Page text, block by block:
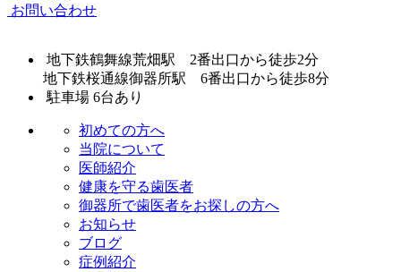
お問い合わせ
地下鉄鶴舞線荒畑駅 2番出口から徒歩2分
地下鉄桜通線御器所駅 6番出口から徒歩8分
駐車場 6台あり
初めての方へ
当院について
医師紹介
健康を守る歯医者
御器所で歯医者をお探しの方へ
お知らせ
ブログ
症例紹介